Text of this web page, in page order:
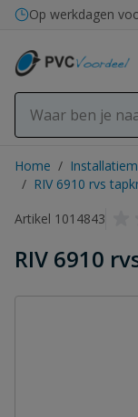
Ga naar de inhoud
Op werkdagen
Home /
/ RIV 6910 rvs
Artikel 1014843
RIV 6910